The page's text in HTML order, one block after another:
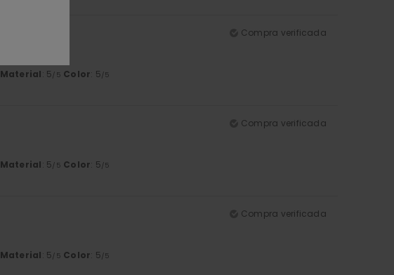
Compra verificada
Material: 5 /5 Color: 5 /5
Compra verificada
Material: 5 /5 Color: 5 /5
Compra verificada
Material: 5 /5 Color: 5 /5